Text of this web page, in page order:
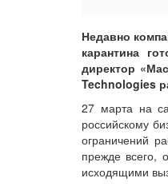
Недавно
карантина
директор
Technologies
27 марта на
российскому
ограничений
прежде всего,
исходящими